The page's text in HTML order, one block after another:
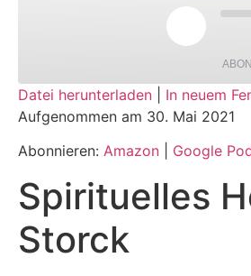
Amazon
Spotify
RSS FEED
TEILEN
LINK
EMBED
Datei herunterladen In neuem
Aufgenommen am 30. Mai 2021
Abonnieren: Amazon Google
Spirituelles
Storck